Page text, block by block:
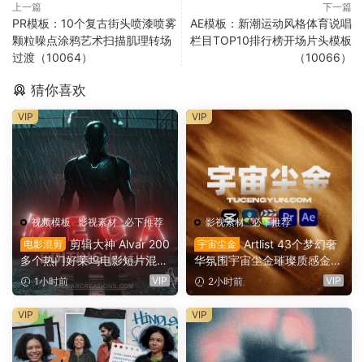
上一篇
PR模板：10个复古街头喷漆喷雾
颗粒噪点涂鸦艺术扫描肌理转场
过渡（10064）
下一篇
AE模板：新潮运动风格体育说唱
栏目TOP10排行榜开场片头模板
（10066）
猜你喜欢
视频模板·影视素材·必下推荐
电影混剪 剪辑大神 Alvar 200
多个热门好莱坞电影短片混剪
AE预设+音效+教程 AlvarCre
ations – MEGA Editing Pack
（16166）
1小时前 VIP
VIP
影视素材·必下推荐
宇宙尘金 Artlist 43个梦幻奢
华氛围宇宙尘金璀璨质感金色
粒子流动慢动作8K视频素材
背景素材（16165）
2小时前 VIP
VIP
VIP VIP